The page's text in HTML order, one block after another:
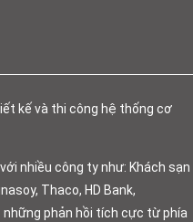
kế và thi công hệ thống cơ
nhiều công ty như: Khách sạn
Thaco, HD Bank,
những phản hồi tích cực từ phía